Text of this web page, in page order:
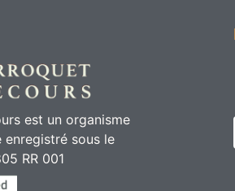
est un organisme
enregistré sous le
RR 001